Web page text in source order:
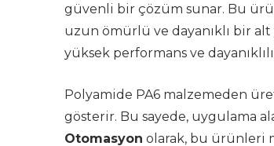
güvenli bir çözüm sunar. Bu
uzun ömürlü ve dayanıklı bir
yüksek performans ve
Polyamide PA6 malzemeden
gösterir. Bu sayede, uygulama
Otomasyon olarak, bu ürünleri